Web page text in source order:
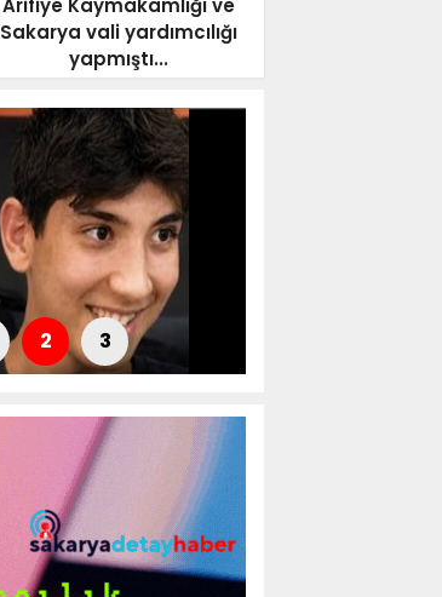
Arifiye Kaymakamlığı ve
Sakarya vali yardımcılığı
yapmıştı...
2 3